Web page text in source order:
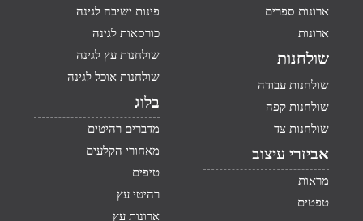
ארונות ספרים
ארונות
שולחנות
שולחנות עבודה
שולחנות קפה
שולחנות צד
אביזרי עיצוב
מראות
טפטים
פינות ישיבה לגינה
כורסאות לגינה
שולחנות עץ לגינה
שולחנות אוכל לגינה
בלוג
מדברים רהיטים
מאחורי הקלעים
טיפים
רהיטי עץ
ארונות עץ